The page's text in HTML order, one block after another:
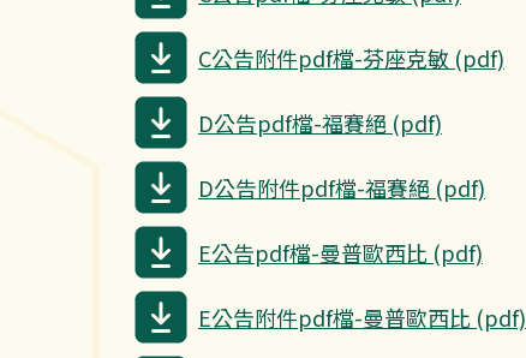
C公告附件pdf檔-芬座克敏 (pdf)
D公告pdf檔-福賽絕 (pdf)
D公告附件pdf檔-福賽絕 (pdf)
E公告pdf檔-曼普歐西比 (pdf)
E公告附件pdf檔-曼普歐西比 (pdf)